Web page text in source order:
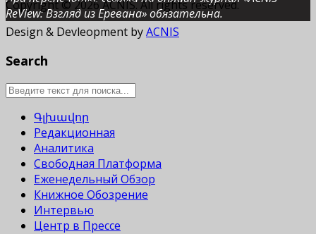
ReView: Взгляд из Еревана» обязательна.
Copyright © 2026 ACNIS. All rights reserved.
Design & Devleopment byACNIS
Search
Գլխավոր
Редакционная
Аналитика
Свободная Платформа
Еженедельный Обзор
Книжное Обозрение
Интервью
Центр в Прессе